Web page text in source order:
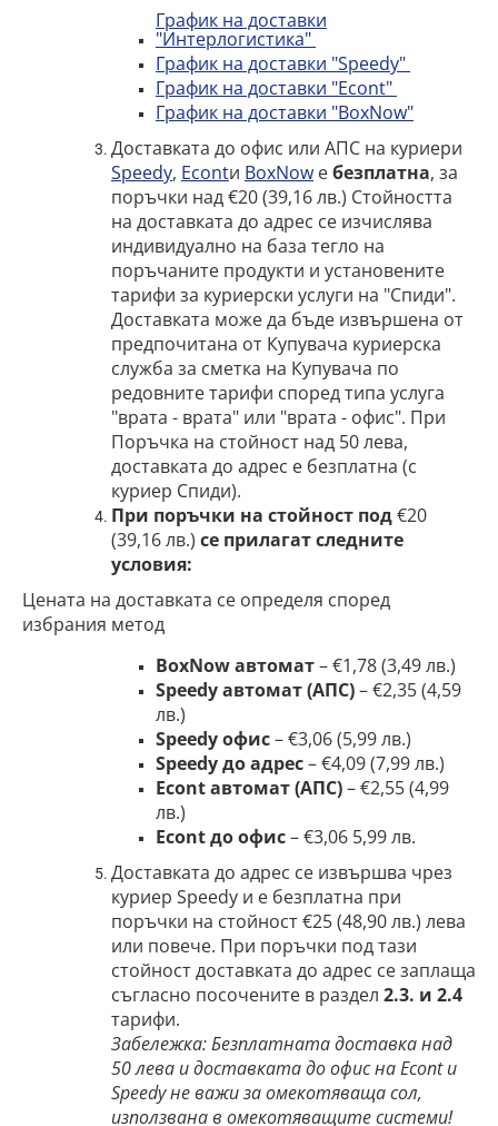
График на доставки
"Интерлогистика"
График на доставки "Speedy"
График на доставки "Econt"
График на доставки "BoxNow"
Доставката до офис или АПС на куриери
Speedy, Econtи BoxNow ебезплатна, за
поръчки над €20 (39,16 лв.) Стойността
на доставката до адрес се изчислява
индивидуално на база тегло на
поръчаните продукти и установените
тарифи за куриерски услуги на "Спиди".
Доставката може да бъде извършена от
предпочитана от Купувача куриерска
служба за сметка на Купувача по
редовните тарифи според типа услуга
"врата - врата" или "врата - офис". При
Поръчка на стойност над 50 лева,
доставката до адрес е безплатна (с
куриер Спиди).
При поръчки на стойност под€20
(39,16 лв.) се прилагат следните
условия:
Цената на доставката се определя според
избрания метод
BoxNow автомат– €1,78 (3,49 лв.)
Speedy автомат (АПС)– €2,35 (4,59
лв.)
Speedy офис– €3,06 (5,99 лв.)
Speedy до адрес– €4,09 (7,99 лв.)
Econt автомат (АПС)– €2,55 (4,99
лв.)
Econt до офис– €3,06 5,99 лв.
Доставката до адрес се извършва чрез
куриер Speedy и е безплатна при
поръчки на стойност €25 (48,90 лв.) лева
или повече. При поръчки под тази
стойност доставката до адрес се заплаща
съгласно посочените в раздел 2.3. и 2.4
тарифи.
Забележка: Безплатната доставка над
50 лева и доставката до офис на Econt и
Speedy не важи за омекотяваща сол,
използвана в омекотяващите системи!